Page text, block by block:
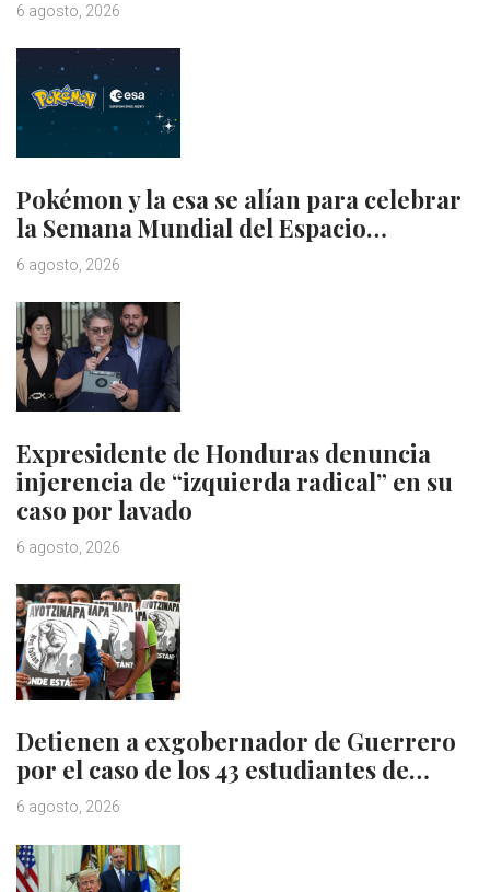
6 agosto, 2026
Pokémon y la esa se alían para celebrar
la Semana Mundial del Espacio…
6 agosto, 2026
Expresidente de Honduras denuncia
injerencia de “izquierda radical” en su
caso por lavado
6 agosto, 2026
Detienen a exgobernador de Guerrero
por el caso de los 43 estudiantes de…
6 agosto, 2026